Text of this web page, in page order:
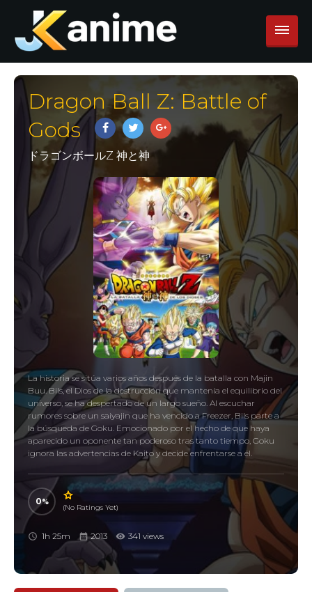
Dragon Ball Z: Battle of
Gods
ドラゴンボールZ 神と神
La historia se sitúa varios años después de la batalla con Majin
Buu. Bils, el Dios de la destrucción que mantenía el equilibrio del
universo, se ha despertado de un largo sueño. Al escuchar
rumores sobre un saiyajin que ha vencido a Freezer, Bils parte a
la búsqueda de Goku. Emocionado por el hecho de que haya
aparecido un oponente tan poderoso tras tanto tiempo, Goku
ignora las advertencias de Kaito y decide enfrentarse a él.
0
(No Ratings Yet)
1h 25m 2013 341 views